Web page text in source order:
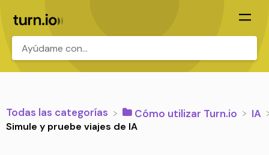
Todas las categorías ​Cómo utilizar Turn.io ​IA
Simule y pruebe viajes de IA
.